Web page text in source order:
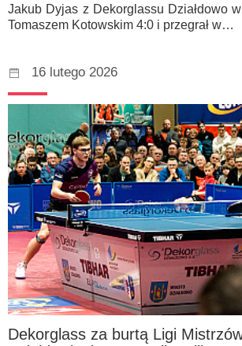
Jakub Dyjas z Dekorglassu Działdowo w
Tomaszem Kotowskim 4:0 i przegrał w…
16 lutego 2026
Dekorglass za burtą Ligi